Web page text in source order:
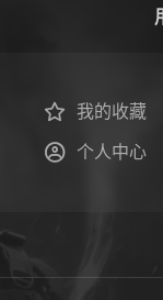
我的收藏
个人中心